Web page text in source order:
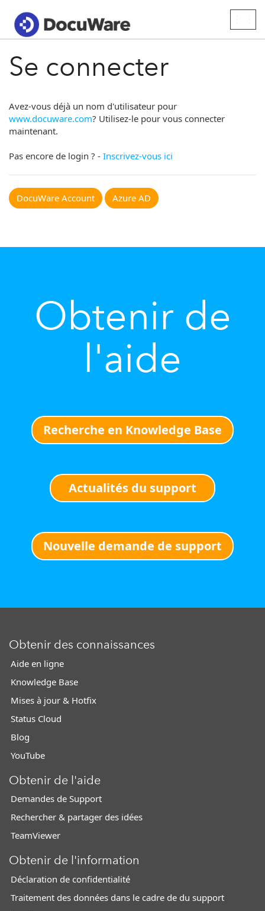
Se connecter
Avez-vous déjà un nom d'utilisateur pour
www.docuware.com? Utilisez-le pour vous connecter
maintenant.
Pas encore de login ? - Inscrivez-vous ici
DocuWare Account Azure AD
Obtenir de
l'aide
Recherche en Knowledge Base
Actualités du support
Nouvelle demande de support
Obtenir des connaissances
Aide en ligne
Knowledge Base
Mises à jour & Hotfix
Status Cloud
Blog
YouTube
Obtenir de l'aide
Demandes de Support
Rechercher & partager des idées
TeamViewer
Obtenir de l'information
Déclaration de confidentialité
Traitement des données dans le cadre de du support